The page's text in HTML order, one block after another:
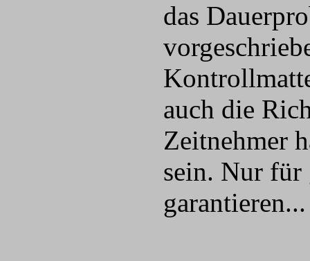
das
auch die
Zeitnehmer
sein. Nur für
garantieren...